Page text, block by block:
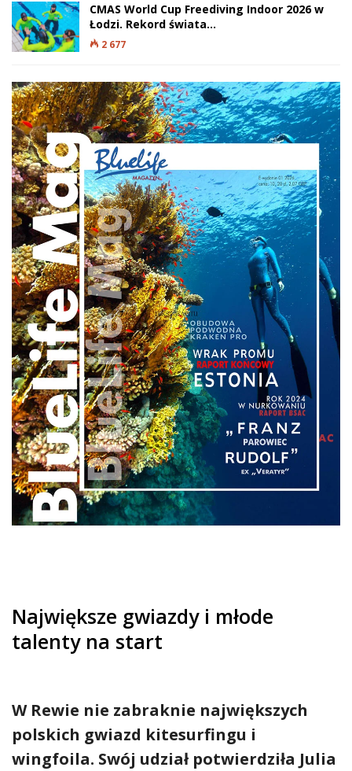
CMAS World Cup Freediving Indoor 2026 w
Łodzi. Rekord świata…
2 677
Największe gwiazdy i młode
talenty na start
W Rewie nie zabraknie największych
polskich gwiazd kitesurfingu i
wingfoila. Swój udział potwierdziła Julia